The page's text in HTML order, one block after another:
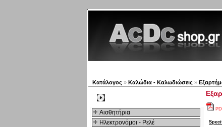
Κατάλογος » Καλώδια - Καλωδιώσεις »
Αισθητήρια
Ηλεκτρονόμοι - Ρελέ